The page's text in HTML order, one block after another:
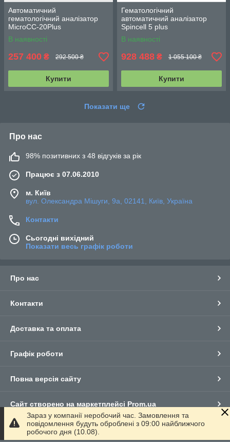
Автоматичний
гематологічний аналізатор
MicroCC-20Plus
В наявності
257 400 ₴ 292 500 ₴
Купити
Гематологічний
автоматичний аналізатор
Spincell 5 plus
В наявності
928 488 ₴ 1 055 100 ₴
Купити
Показати ще
Про нас
98% позитивних з 48 відгуків за рік
Працює з 07.06.2010
м. Київ
вул. Олександра Мішуги, 9а, 02141, Київ, Україна
Контакти
Сьогодні вихідний
Показати весь графік роботи
Про нас
Контакти
Доставка та оплата
Графік роботи
Повна версія сайту
Сайт створено на маркетплейсі Prom.ua
Політика конфіденційності
Зараз у компанії неробочий час. Замовлення та
повідомлення будуть оброблені з 09:00 найближчого
робочого дня (10.08).